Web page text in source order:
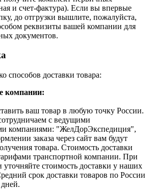
и счет-фактура). Если вы впервые
до отгрузки вышлите, пожалуйста,
реквизиты вашей компании для
документов.
способов доставки товара:
компании:
ваш товар в любую точку России.
с ведущими
компаниями: "ЖелДорЭкспедиция",
заказа через сайт вам будут
товара. Стоимость доставки
транспортной компании. При
уточняйте стоимость доставки у наших
срок доставки товаров по России
дней.